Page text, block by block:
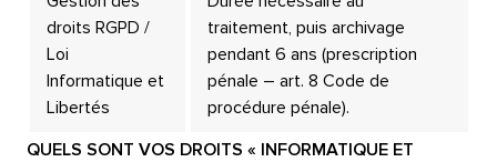
droits RGPD /
Loi
Informatique et
Libertés
traitement, puis archivage
pendant 6 ans (prescription
pénale – art. 8 Code de
procédure pénale).
QUELS SONT VOS DROITS « INFORMATIQUE ET